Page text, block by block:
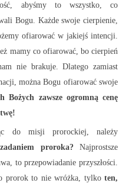
abyśmy to wszystko, co
Bogu. Każde swoje cierpienie,
ofiarować w jakiejś intencji.
mamy co ofiarować, bo cierpień
nie brakuje. Dlatego zamiast
można Bogu ofiarować swoje
Bożych zawsze ogromną cenę
do misji prorockiej, należy
proroka? Najprostsze
to przepowiadanie przyszłości.
prorok to nie wróżka, tylkoten,